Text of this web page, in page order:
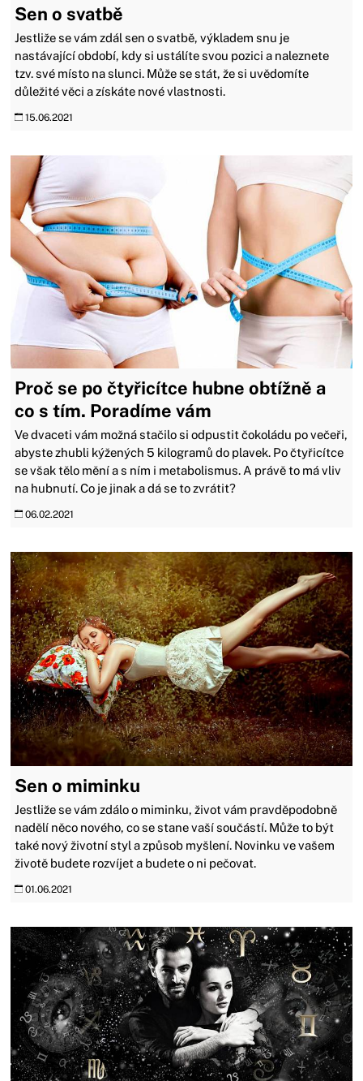
Sen o svatbě
Jestliže se vám zdál sen o svatbě, výkladem snu je
nastávající období, kdy si ustálíte svou pozici a naleznete
tzv. své místo na slunci. Může se stát, že si uvědomíte
důležité věci a získáte nové vlastnosti.
15.06.2021
Proč se po čtyřicítce hubne obtížně a
co s tím. Poradíme vám
Ve dvaceti vám možná stačilo si odpustit čokoládu po večeři,
abyste zhubli kýžených 5 kilogramů do plavek. Po čtyřicítce
se však tělo mění a s ním i metabolismus. A právě to má vliv
na hubnutí. Co je jinak a dá se to zvrátit?
06.02.2021
Sen o miminku
Jestliže se vám zdálo o miminku, život vám pravděpodobně
nadělí něco nového, co se stane vaší součástí. Může to být
také nový životní styl a způsob myšlení. Novinku ve vašem
životě budete rozvíjet a budete o ni pečovat.
01.06.2021